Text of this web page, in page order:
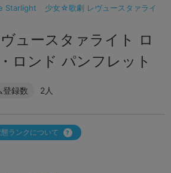
Starlight
少女☆歌劇 レヴュースタァライ
ュースタァライト ロ
ロンド パンフレット
登録数 2人
ランクについて